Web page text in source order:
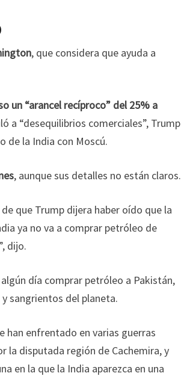
, que considera que ayuda a
un “arancel recíproco” del 25% a
a “desequilibrios comerciales”, Trump
de la India con Moscú.
, aunque sus detalles no están claros.
que Trump dijera haber oído que la
ya no va a comprar petróleo de
dijo.
día comprar petróleo a Pakistán,
sangrientos del planeta.
han enfrentado en varias guerras
la disputada región de Cachemira, y
en la que la India aparezca en una